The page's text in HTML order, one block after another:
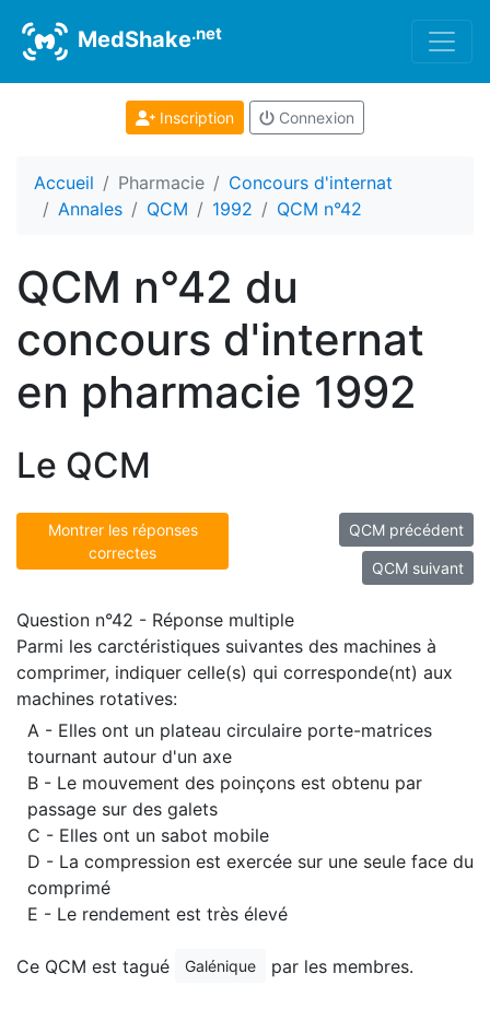
MedShake.net
Inscription Connexion
Accueil Pharmacie
Concours d'internat
Annales
QCM 1992 QCM n°42
QCM n°42 du
concours d'internat
en pharmacie 1992
Le QCM
Montrer les réponses
correctes
QCM précédent
QCM suivant
Question n°42 - Réponse multiple
Parmi les carctéristiques suivantes des machines à
comprimer, indiquer celle(s) qui corresponde(nt) aux
machines rotatives:
A - Elles ont un plateau circulaire porte-matrices
tournant autour d'un axe
B - Le mouvement des poinçons est obtenu par
passage sur des galets
C - Elles ont un sabot mobile
D - La compression est exercée sur une seule face du
comprimé
E - Le rendement est très élevé
Ce QCM est tagué Galénique par les membres.